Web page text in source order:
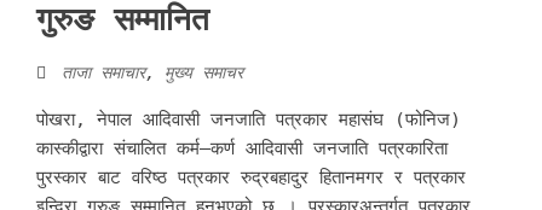
गुरुङ सम्मानित
ताजा समाचार, मुख्य समाचर
पोखरा, नेपाल आदिवासी जनजाति पत्रकार महासंघ (फोनिज)
कास्कीद्वारा संचालित कर्म–कर्ण आदिवासी जनजाति पत्रकारिता
पुरस्कार बाट वरिष्ठ पत्रकार रुद्रबहादुर हितानमगर र पत्रकार